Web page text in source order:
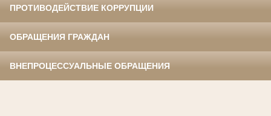
ПРОТИВОДЕЙСТВИЕ КОРРУПЦИИ
ОБРАЩЕНИЯ ГРАЖДАН
ВНЕПРОЦЕССУАЛЬНЫЕ ОБРАЩЕНИЯ